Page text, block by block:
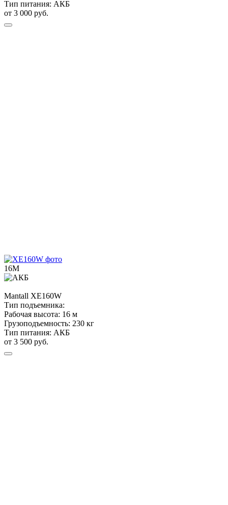
Тип питания: АКБ
от 3 000 руб.
16М
Mantall XE160W
Тип подъемника:
Рабочая высота: 16 м
Грузоподъемность: 230 кг
Тип питания: АКБ
от 3 500 руб.